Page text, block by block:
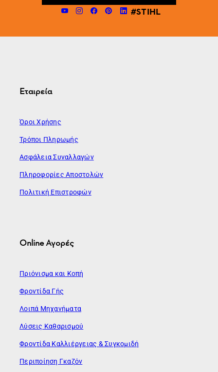
#STIHL
Εταιρεία
Όροι Χρήσης
Τρόποι Πληρωμής
Ασφάλεια Συναλλαγών
Πληροφορίες Αποστολών
Πολιτική Επιστροφών
Online Αγορές
Πριόνισμα και Κοπή
Φροντίδα Γής
Λοιπά Μηχανήματα
Λύσεις Καθαρισμού
Φροντίδα Καλλιέργειας & Συγκομιδή
Περιποίηση Γκαζόν